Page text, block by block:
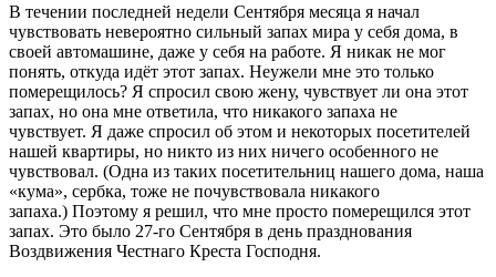
В течении последней недели Сентября месяца я начал
чувствовать невероятно сильный запах мира у себя дома, в
своей автомашине, даже у себя на работе. Я никак не мог
понять, откуда идёт этот запах. Неужели мне это только
померещилось? Я спросил свою жену, чувствует ли она этот
запах, но она мне ответила, что никакого запаха не
чувствует. Я даже спросил об этом и некоторых посетителей
нашей квартиры, но никто из них ничего особенного не
чувствовал. (Одна из таких посетительниц нашего дома, наша
«кума», сербка, тоже не почувствовала никакого
запаха.) Поэтому я решил, что мне просто померещился этот
запах. Это было 27-го Сентября в день празднования
Воздвижения Честнаго Креста Господня.